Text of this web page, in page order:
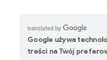
Google używa
treści na Twój